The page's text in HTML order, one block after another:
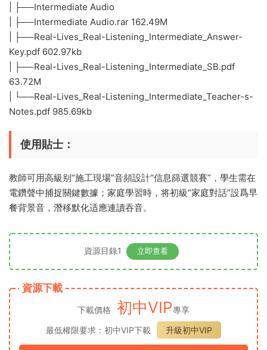
| ├──Intermediate Audio
| ├──Intermediate Audio.rar 162.49M
| ├──Real-Lives_Real-Listening_Intermediate_Answer-
Key.pdf 602.97kb
| ├──Real-Lives_Real-Listening_Intermediate_SB.pdf
63.72M
| └──Real-Lives_Real-Listening_Intermediate_Teacher-s-
Notes.pdf 985.69kb
使用貼士​ ​：
教師可用高級别“施工現場”音頻設計“信息篩選競賽”，學生需在
電鑽聲中捕捉關鍵數據；家庭學習時，将初級“家庭對話”設爲早
餐背景音，潛移默化适應連讀吞音。
資源目錄1 立即查看
資源下載
下載價格 初中VIP專享
最低權限要求：初中VIP下載
升級初中VIP